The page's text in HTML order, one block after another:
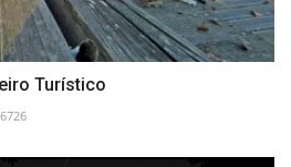
Turístico
6726